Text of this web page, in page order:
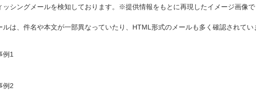
ッシングメールを検知しております。※提供情報をもとに再現したイメージ画像で
ルは、件名や本文が一部異なっていたり、HTML形式のメールも多く確認されてい
例1
例2